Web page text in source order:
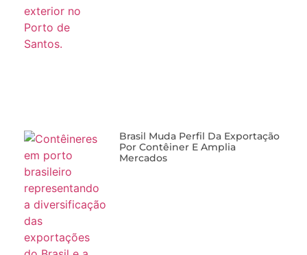
Brasil Muda Perfil Da Exportação
Por Contêiner E Amplia
Mercados